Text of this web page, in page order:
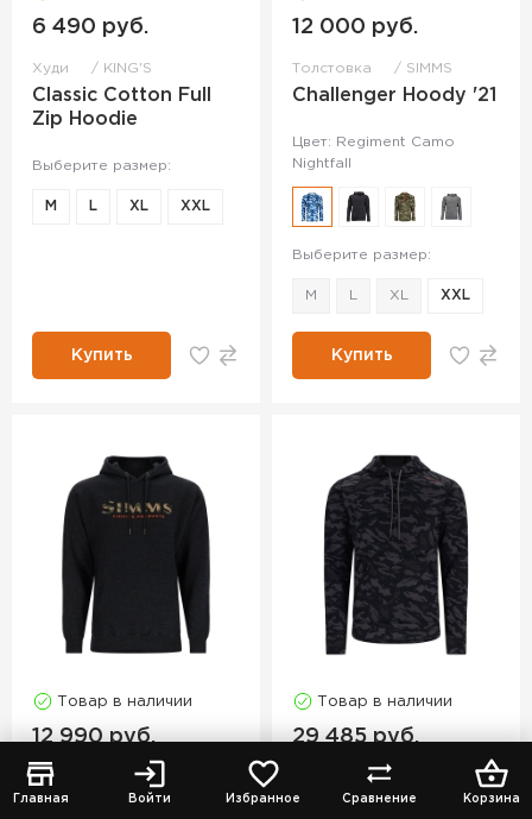
Главная Войти Избранное Сравнение Корзина
6 490 руб.
Худи KING'S
Classic Cotton Full
Zip Hoodie
Выберите размер:
M L XL XXL
Купить
12 000 руб.
Толстовка SIMMS
Challenger Hoody '21
Цвет: Regiment Camo
Nightfall
Выберите размер:
M XL XXL
Купить
Товар в наличии
12 990 руб.
Толстовка SIMMS
Logo Hoody
Товар в наличии
29 485 руб.
Толстовка
CX Hoody